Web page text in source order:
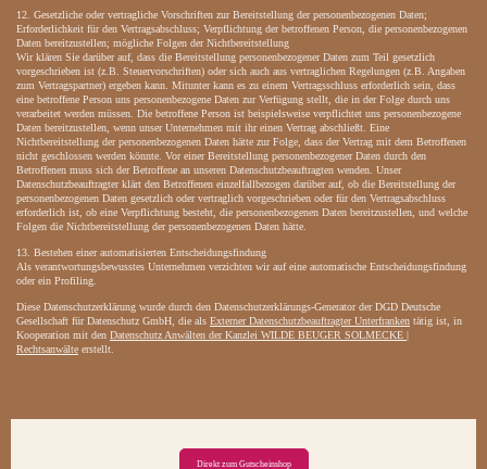
12. Gesetzliche oder vertragliche Vorschriften zur Bereitstellung der personenbezogenen Daten;
Erforderlichkeit für den Vertragsabschluss; Verpflichtung der betroffenen Person, die personenbezogenen
Daten bereitzustellen; mögliche Folgen der Nichtbereitstellung
Wir klären Sie darüber auf, dass die Bereitstellung personenbezogener Daten zum Teil gesetzlich
vorgeschrieben ist (z.B. Steuervorschriften) oder sich auch aus vertraglichen Regelungen (z.B. Angaben
zum Vertragspartner) ergeben kann. Mitunter kann es zu einem Vertragsschluss erforderlich sein, dass
eine betroffene Person uns personenbezogene Daten zur Verfügung stellt, die in der Folge durch uns
verarbeitet werden müssen. Die betroffene Person ist beispielsweise verpflichtet uns personenbezogene
Daten bereitzustellen, wenn unser Unternehmen mit ihr einen Vertrag abschließt. Eine
Nichtbereitstellung der personenbezogenen Daten hätte zur Folge, dass der Vertrag mit dem Betroffenen
nicht geschlossen werden könnte. Vor einer Bereitstellung personenbezogener Daten durch den
Betroffenen muss sich der Betroffene an unseren Datenschutzbeauftragten wenden. Unser
Datenschutzbeauftragter klärt den Betroffenen einzelfallbezogen darüber auf, ob die Bereitstellung der
personenbezogenen Daten gesetzlich oder vertraglich vorgeschrieben oder für den Vertragsabschluss
erforderlich ist, ob eine Verpflichtung besteht, die personenbezogenen Daten bereitzustellen, und welche
Folgen die Nichtbereitstellung der personenbezogenen Daten hätte.
13. Bestehen einer automatisierten Entscheidungsfindung
Als verantwortungsbewusstes Unternehmen verzichten wir auf eine automatische Entscheidungsfindung
oder ein Profiling.
Diese Datenschutzerklärung wurde durch den Datenschutzerklärungs-Generator der DGD Deutsche
Gesellschaft für Datenschutz GmbH, die als Externer Datenschutzbeauftragter Unterfranken tätig ist, in
Kooperation mit den Datenschutz Anwälten der Kanzlei WILDE BEUGER SOLMECKE |
Rechtsanwälte erstellt.
Direkt zum Gutscheinshop